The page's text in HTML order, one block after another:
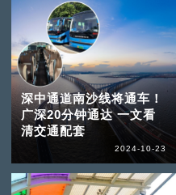
深中通道南沙线将通车！
广深20分钟通达 一文看
清交通配套
2024-10-23